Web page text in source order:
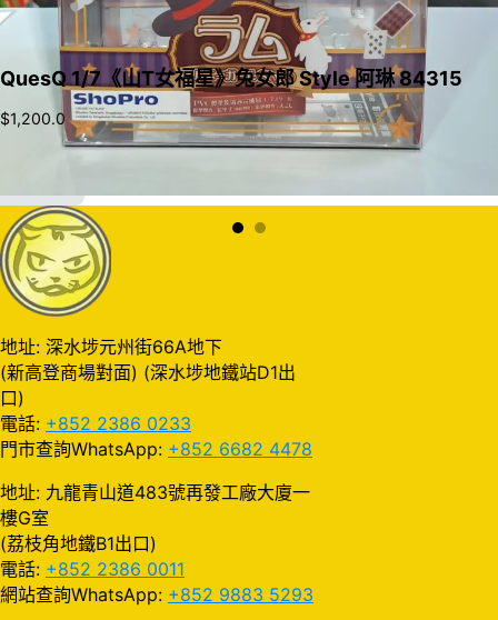
QuesQ 1/7《山T女福星》兔女郎 Style 阿琳 84315
$1,200.0
地址: 深水埗元州街66A地下
(新高登商場對面) (深水埗地鐵站D1出
口)
電話: +852 2386 0233
門市查詢WhatsApp: +852 6682 4478
地址: 九龍青山道483號再發工廠大廈一
樓G室
(荔枝角地鐵B1出口)
電話: +852 2386 0011
網站查詢WhatsApp: +852 9883 5293